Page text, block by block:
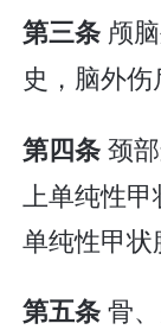
第三条 颅
史，脑外伤
第四条颈
上单纯性
单纯性甲状
第五条骨